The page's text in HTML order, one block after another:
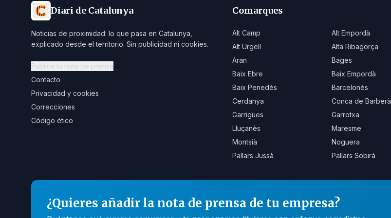
Diari de Catalunya
Noticias de proximidad: lo que pasa en Catalunya,
explicado desde el territorio. Sin publicidad ni cookies.
Publica tu nota de prensa
Contacto
Privacidad y cookies
Correcciones
Código ético
Comarques
Alt Camp Alt Empordà
Alt Urgell
Alta Ribagorça
Aran
Bages
Baix Ebre
Baix Empordà
Baix Penedès
Barcelonès
Cerdanya
Conca de Barberà
Garrigues
Garrotxa
Lluçanès
Maresme
Montsià
Noguera
Pallars Jussà
Pallars Sobirà
¿Quieres añadir la nota de prensa de tu empresa?